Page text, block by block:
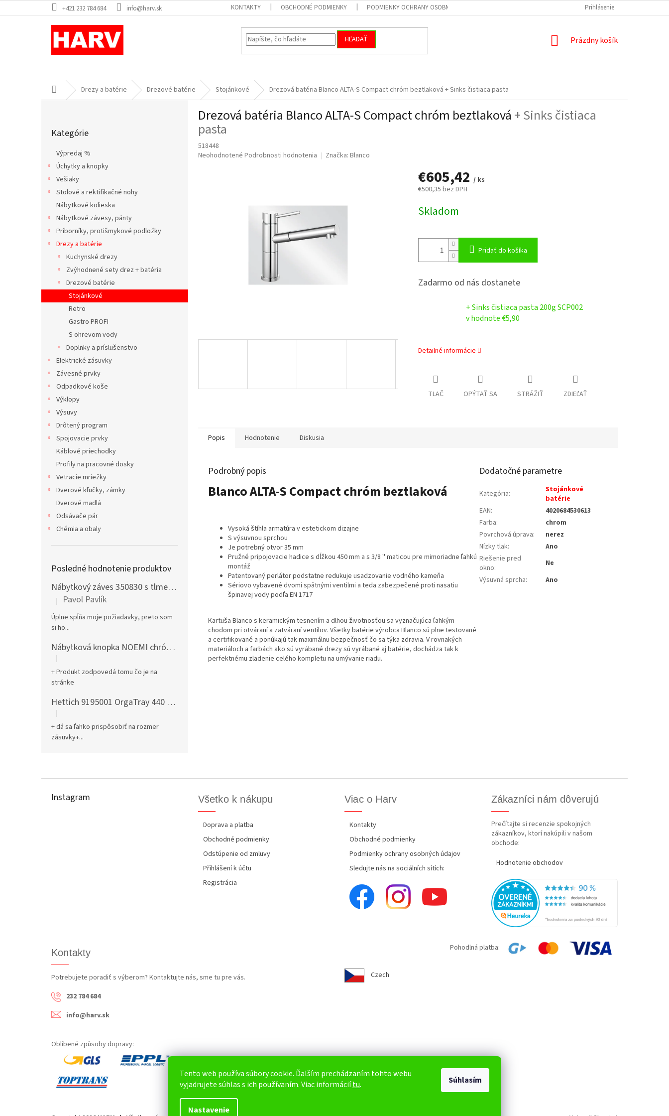
Tento web používa súbory cookie. Ďalším prechádzaním tohto webu
vyjadrujete súhlas s ich používaním. Viac informáciítu.
Nastavenie
Súhlasím
na
+421 232 784 684 info@harv.sk KONTAKTY OBCHODNÉ PODMIENKY PODMIENKY OCHRANY OSOBNÝCH ÚDAJOV REKLAMÁCIA
Prihlásenie
HĽADAŤ
NÁKUPNÝ
Prázdny košík
DomovDrezy a batérie Drezové batérie Stojánkové Drezová batéria Blanco ALTA-S Compact chróm beztlaková + Sinks čistiaca pasta
kategórie
Kategórie
Výpredaj %
Úchytky a knopky
Vešiaky
Stolové a rektifikačné nohy
Nábytkové kolieska
Nábytkové závesy, pánty
Príborníky, protišmykové podložky
Drezy a batérie
Kuchynské drezy
Zvýhodnené sety drez + batéria
Drezové batérie
Stojánkové
Retro
Gastro PROFI
S ohrevom vody
Doplnky a príslušenstvo
Elektrické zásuvky
Závesné prvky
Odpadkové koše
Výklopy
Výsuvy
Drôtený program
Spojovacie prvky
Káblové priechodky
Profily na pracovné dosky
Vetracie mriežky
Dverové kľučky, zámky
Dverové madlá
Odsávače pár
Chémia a obaly
Posledné hodnotenie produktov
Nábytkový záves 350830 s tlmením naložený + podložka H0 na vrut
Hodnotenie produktu je 5 z 5 hviezdičiek.
| Pavol Pavlík
Úplne spĺňa moje požiadavky, preto som
si ho...
Nábytková knopka NOEMI chróm satén
Hodnotenie produktu je 5 z 5 hviezdičiek.
|
+ Produkt zodpovedá tomu čo je na
stránke
Hettich 9195001 OrgaTray 440 701-800/441-520 mm antracit
Hodnotenie produktu je 5 z 5 hviezdičiek.
|
+ dá sa ľahko prispôsobiť na rozmer
zásuvky+...
Drezová batéria Blanco ALTA-S Compact chróm beztlaková + Sinks čistiaca
pasta
518448
Priemerné
Neohodnotené Podrobnosti hodnotenia Značka: Blanco
€605,42 / ks
€500,35 bez DPH
cena:
Skladom
Pridať do košíka
Zadarmo od nás dostanete
+ Sinks čistiaca pasta 200g SCP002
v hodnote €5,90
Detailné informácie
TLAČ OPÝTAŤ SA STRÁŽIŤ ZDIEĽAŤ
Popis Hodnotenie Diskusia
Podrobný popis
Blanco ALTA-S Compact chróm beztlaková
Vysoká štíhla armatúra v estetickom dizajne
S výsuvnou sprchou
Je potrebný otvor 35 mm
Pružné pripojovacie hadice s dĺžkou 450 mm a s 3/8 '' maticou pre mimoriadne ľahkú
montáž
Patentovaný perlátor podstatne redukuje usadzovanie vodného kameňa
Sériovo vybavené dvomi spätnými ventilmi a teda zabezpečené proti nasatiu
špinavej vody podľa EN 1717
Kartuša Blanco s keramickým tesnením a dlhou životnosťou sa vyznačujúca ľahkým
chodom pri otváraní a zatváraní ventilov. Všetky batérie výrobca Blanco sú plne testované
a certifikované a ponúkajú tak maximálnu bezpečnosť čo sa týka zdravia. V rovnakých
materiáloch a farbách ako sú vyrábané drezy sú vyrábané aj batérie, dochádza tak k
perfektnému zladenie celého kompletu na umývanie riadu.
Dodatočné parametre
Kategória:
Stojánkové
batérie
EAN:
4020684530613
Farba:
chrom
Povrchová úprava:
nerez
Nízky tlak:
Ano
Riešenie pred
okno:
Ne
Výsuvná sprcha: Ano
Instagram Všetko k nákupu
Doprava a platba
Obchodné podmienky
Odstúpenie od zmluvy
Přihlášení k účtu
Registrácia
Viac o Harv
Kontakty
Obchodné podmienky
Podmienky ochrany osobných údajov
Sledujte nás na sociálních sítích:
Zákazníci nám dôverujú
Prečítajte si recenzie spokojných
zákazníkov, ktorí nakúpili v našom
obchode:
Hodnotenie obchodov
Kontakty
Potrebujete poradiť s výberom? Kontaktujte nás, sme tu pre vás.
232 784 684
info@harv.sk
Pohodlná platba:
Czech
Oblíbené způsoby dopravy: